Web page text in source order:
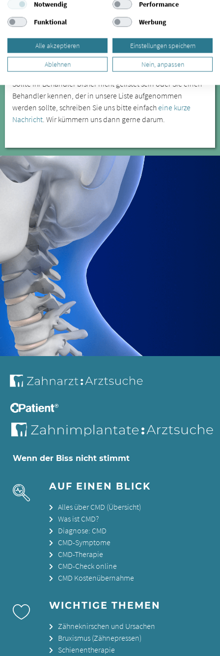
freuen wir uns auf Ihre Rückmeldung. Mehr Informationen
erhalten Siehier.
SIND SIE PATIENT/IN UND MÖCHTEN
IHREN BEHANDLER FÜR EINE LISTUNG
EMPFEHLEN?
Sollte Ihr Behandler bisher nicht gelistet sein oder Sie einen
Behandler kennen, der in unsere Liste aufgenommen
werden sollte, schreiben Sie uns bitte einfacheine kurze
Nachricht. Wir kümmern uns dann gerne darum.
Wenn der Biss nicht stimmt
AUF EINEN BLICK
Alles über CMD (Übersicht)
Was ist CMD?
Diagnose: CMD
CMD-Symptome
CMD-Therapie
CMD-Check online
CMD Kostenübernahme
WICHTIGE THEMEN
Zähneknirschen und Ursachen
Bruxismus (Zähnepressen)
Schienentherapie
Notwendig
Performance
Funktional
Werbung
Alle akzeptieren Einstellungen speichern
Ablehnen Nein, anpassen